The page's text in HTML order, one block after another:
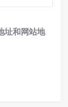
址和网站地